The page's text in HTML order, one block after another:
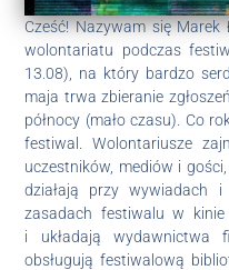
Cześć! Nazywam się
wolontariatu podczas
13.08), na który bardzo
maja trwa zbieranie
północy (mało czasu). Co
festiwal. Wolontariusze
uczestników, mediów i
działają przy wywiadach i
zasadach festiwalu w
i układają wydawnictwa
obsługują festiwalową